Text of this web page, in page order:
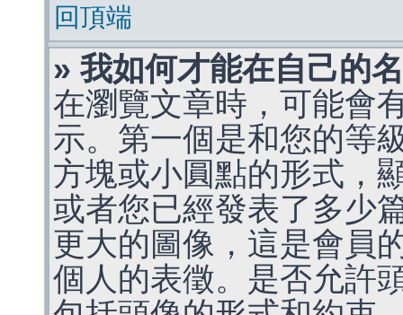
回頂端
» 我如何才能在自己的
在瀏覽文章時，可能會
示。第一個是和您的等
方塊或小圓點的形式，
或者您已經發表了多少
更大的圖像，這是會員
個人的表徵。是否允許